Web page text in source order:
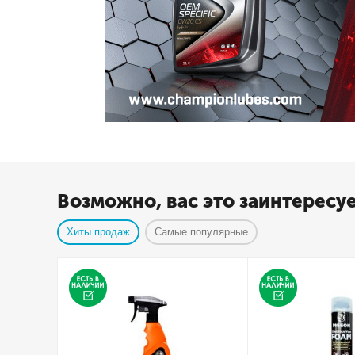
Возможно, вас это
Хиты продаж Самые популярные